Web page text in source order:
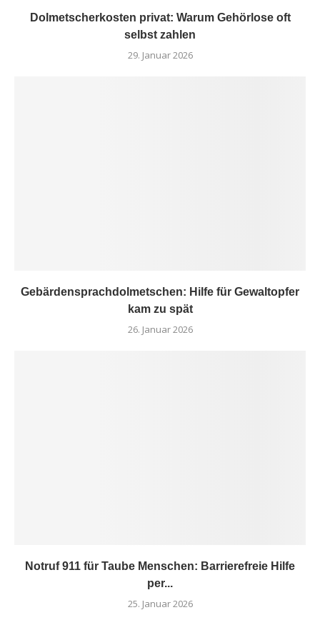
Dolmetscherkosten privat: Warum Gehörlose oft
selbst zahlen
29. Januar 2026
Gebärdensprachdolmetschen: Hilfe für Gewaltopfer
kam zu spät
26. Januar 2026
Notruf 911 für Taube Menschen: Barrierefreie Hilfe
per...
25. Januar 2026